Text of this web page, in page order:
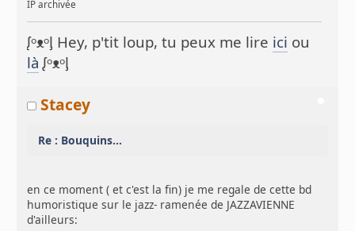
IP archivée
ᶘᵒᴥᵒᶅ Hey, p'tit loup, tu peux me lire ici ou
là ᶘᵒᴥᵒᶅ
Stacey
Re : Bouquins...
en ce moment ( et c'est la fin) je me regale de cette bd
humoristique sur le jazz- ramenée de JAZZAVIENNE
d'ailleurs: